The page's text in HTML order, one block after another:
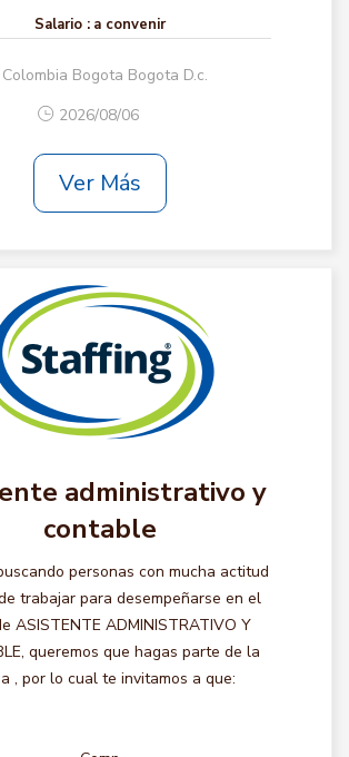
Salario : a convenir
Colombia Bogota Bogota D.c.
2026/08/06
Ver Más
administrativo y
contable
personas con mucha actitud
trabajar para desempeñarse en el
ASISTENTE ADMINISTRATIVO Y
queremos que hagas parte de la
, por lo cual te invitamos a que: